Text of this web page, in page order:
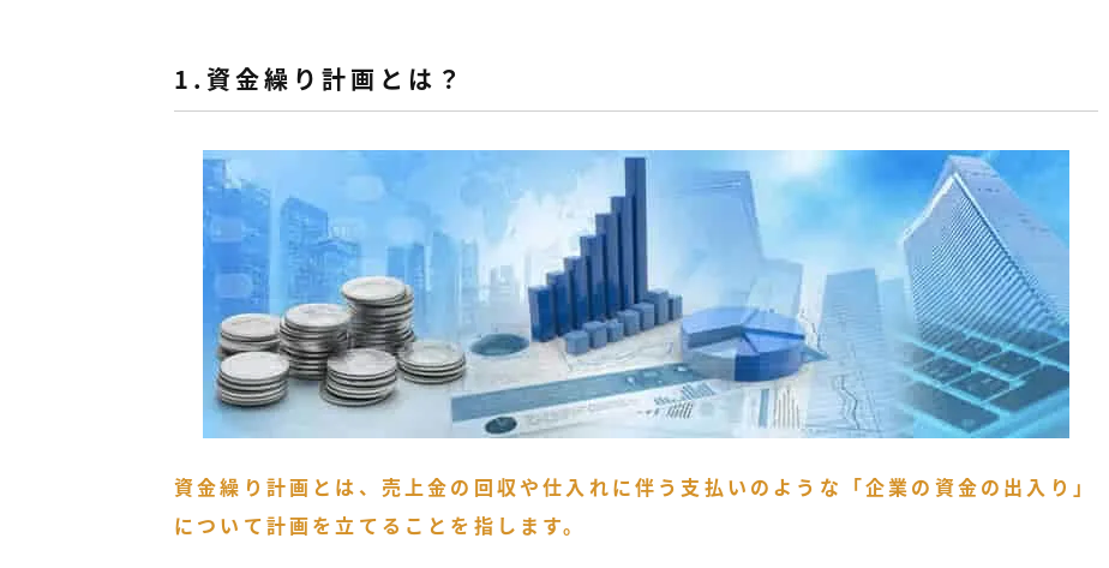
1.資金繰り計画とは？
資金繰り計画とは、売上金の回収や仕入れに伴う支払いのような「企業の資金の出入り」
について計画を立てることを指します。